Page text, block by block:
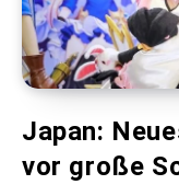
Japan:
vor große